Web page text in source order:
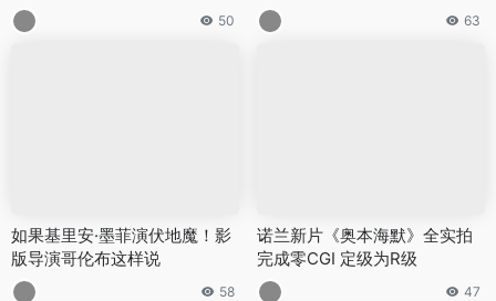
50 63
如果基里安·墨菲演伏地魔！影
版导演哥伦布这样说
58
诺兰新片《奥本海默》全实拍
完成零CGI 定级为R级
47